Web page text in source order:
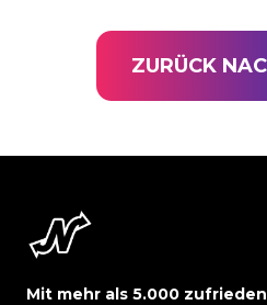
ZURÜCK
Mit mehr als 5.000